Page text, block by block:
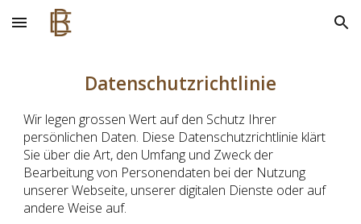
Skip to main content Skip to navigation
Datenschutzrichtlinie
Wir legen grossen Wert auf den Schutz Ihrer
persönlichen Daten. Diese Datenschutzrichtlinie klärt
Sie über die Art, den Umfang und Zweck der
Bearbeitung von Personendaten bei der Nutzung
unserer Webseite, unserer digitalen Dienste oder auf
andere Weise auf.